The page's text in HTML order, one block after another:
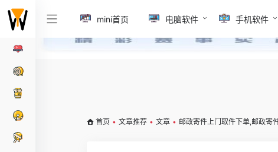
mini首页 电脑软件 手机软件
首页 • 文章推荐 • 文章 • 邮政寄件上门取件下单,邮政寄